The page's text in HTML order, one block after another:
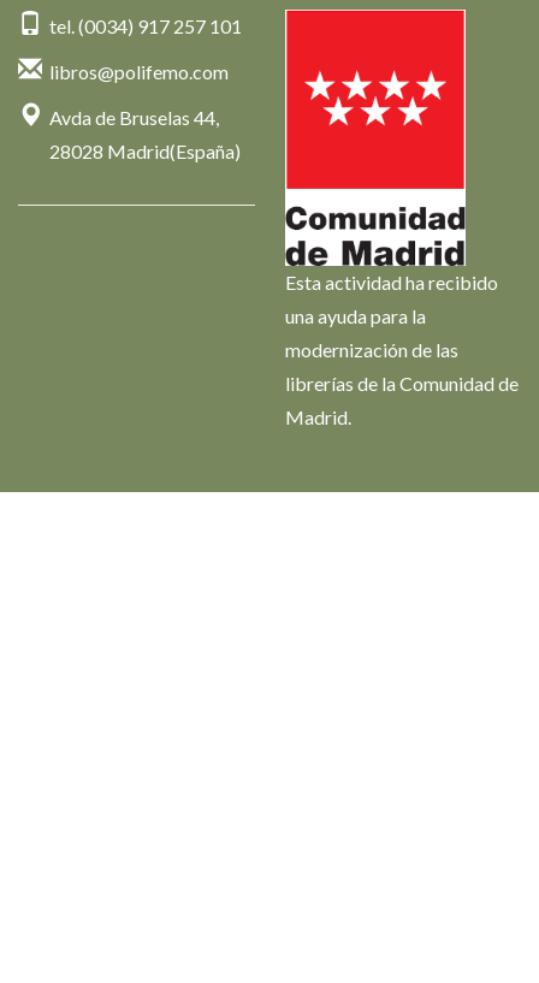
tel. (0034) 917 257 101
libros@polifemo.com
Avda de Bruselas 44,
28028 Madrid(España)
Esta actividad ha recibido
una ayuda para la
modernización de las
librerías de la Comunidad de
Madrid.